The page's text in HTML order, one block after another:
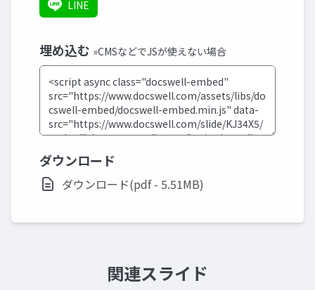
LINE
埋め込む »CMSなどでJSが使えない場合
ダウンロード
ダウンロード(pdf - 5.51MB)
関連スライド